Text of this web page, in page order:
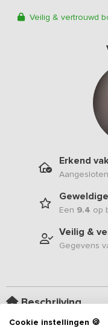
Veilig & vertrouwd
Erkend
Een 9.4 op
Veilig &
Gegevens
Beschrijving
Cookie instellingen 🍪